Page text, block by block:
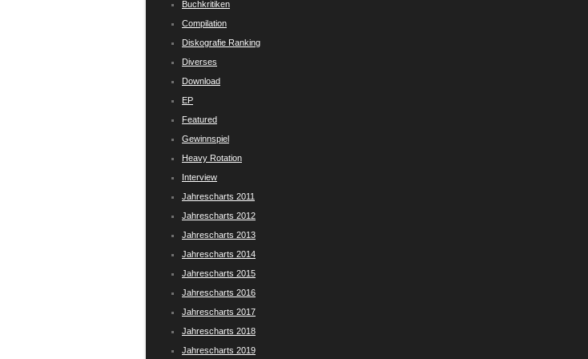
Buchkritiken
Compilation
Diskografie Ranking
Diverses
Download
EP
Featured
Gewinnspiel
Heavy Rotation
Interview
Jahrescharts 2011
Jahrescharts 2012
Jahrescharts 2013
Jahrescharts 2014
Jahrescharts 2015
Jahrescharts 2016
Jahrescharts 2017
Jahrescharts 2018
Jahrescharts 2019